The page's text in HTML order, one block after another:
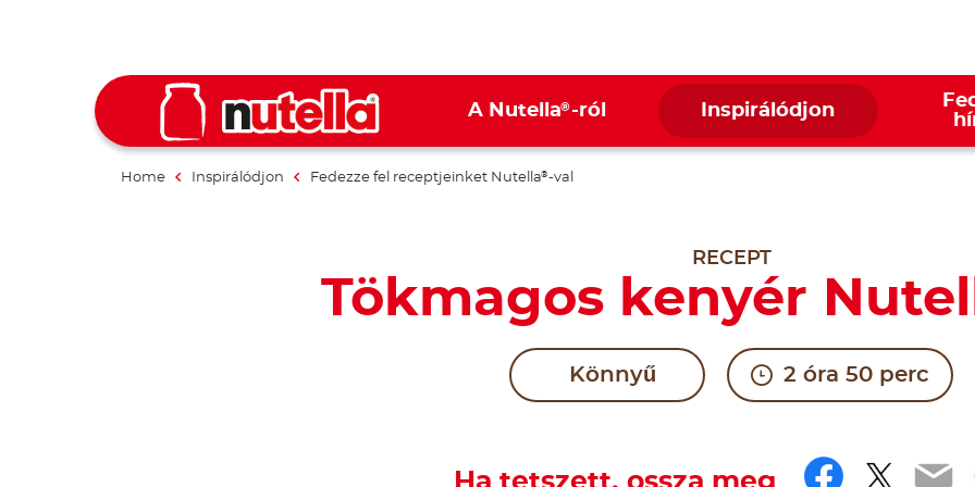
A Nutella® -ról Inspirálódjon
Home Inspirálódjon Fedezze fel receptjeinket Nutella®-val
RECEPT
Tökmagos kenyér
Könnyű 2 óra 50 perc